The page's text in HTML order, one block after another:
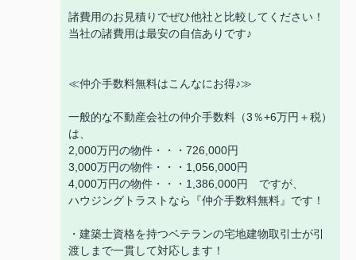
諸費用のお見積りでぜひ他社と比較してください！
当社の諸費用は最安の自信ありです♪
≪仲介手数料無料はこんなにお得♪≫
一般的な不動産会社の仲介手数料（3％+6万円＋税）
は、
2,000万円の物件・・・726,000円
3,000万円の物件・・・1,056,000円
4,000万円の物件・・・1,386,000円 ですが、
ハウジングトラストなら『仲介手数料無料』です！
・建築士資格を持つベテランの宅地建物取引士が引
渡しまで一貫して対応します！